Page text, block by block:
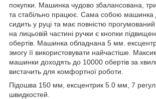
покупки. Машинка чудово збалансована,
та стабільно працює. Сама собою машинка
сидить у руці та має повністю
на лицьовій частині ручки є кнопки
обертів. Машинка обладнана 5 мм.
змогу її використовувати найчастіше.
машинки доходять до 10000 обертів за
вистачить для комфортної роботи.
Підошва 150 мм, ексцентрик 5.0 мм, 7
швидкостей.